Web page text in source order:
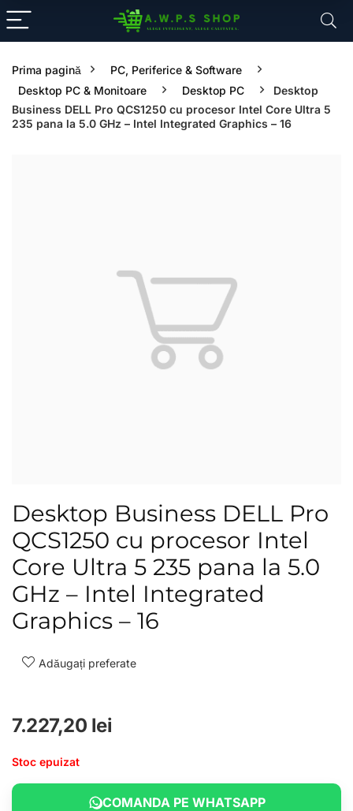
Prima pagină
PC, Periferice & Software
Desktop PC & Monitoare
Desktop PC
Desktop
Business DELL Pro QCS1250 cu procesor Intel Core Ultra 5
235 pana la 5.0 GHz – Intel Integrated Graphics – 16
Desktop Business DELL Pro
QCS1250 cu procesor Intel
Core Ultra 5 235 pana la 5.0
GHz – Intel Integrated
Graphics – 16
Adăugați preferate
7.227,20 lei
Stoc epuizat
COMANDA PE WHATSAPP